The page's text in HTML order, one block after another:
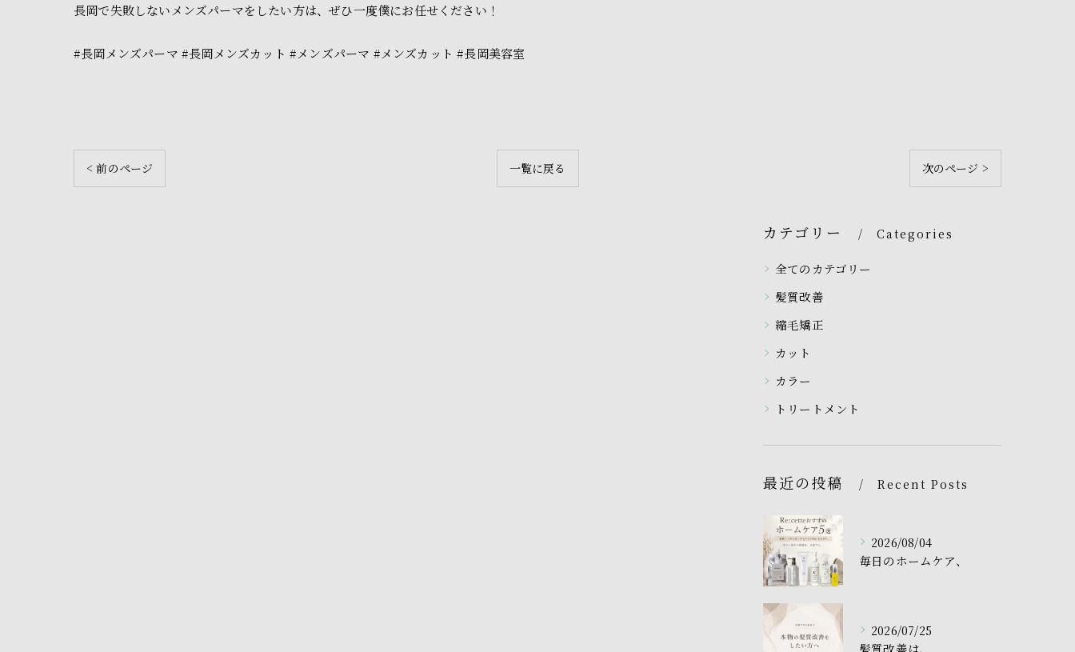
長岡で失敗しないメンズパーマをしたい方は、ぜひ一度僕にお任せください！
#長岡メンズパーマ #長岡メンズカット #メンズパーマ #メンズカット #長岡美容室
< 前のページ 一覧に戻る 次のページ >
カテゴリー Categories
全てのカテゴリー
髪質改善
縮毛矯正
カット
カラー
トリートメント
最近の投稿 Recent Posts
2026/08/04
毎日のホームケア、
2026/07/25
髪質改善は、